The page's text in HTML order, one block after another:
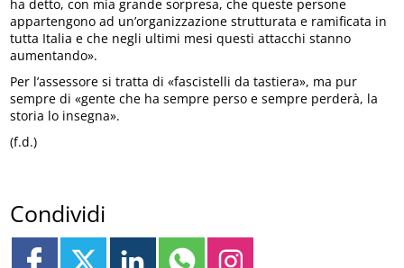
ha detto, con mia grande sorpresa, che queste persone
appartengono ad un’organizzazione strutturata e ramificata in
tutta Italia e che negli ultimi mesi questi attacchi stanno
aumentando».
Per l’assessore si tratta di «fascistelli da tastiera», ma pur
sempre di «gente che ha sempre perso e sempre perderà, la
storia lo insegna».
(f.d.)
Condividi